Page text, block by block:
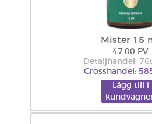
Mister 15
47.00 PV
Detaljhandel:
Grosshandel:
Lägg till i